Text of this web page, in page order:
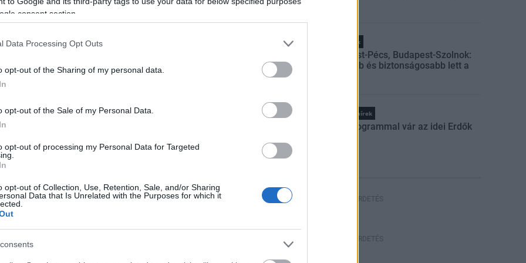
consent section.
Data Processing Opt Outs
opt-out of the Sharing of my personal data.
opt-out of the Sale of my Personal Data.
opt-out of processing my Personal Data for Targeted
opt-out of Collection, Use, Retention, Sale, and/or Sharing
Data that Is Unrelated with the Purposes for which it
vártunk:
A hőségben is védik a
növényzetet Pakson
Helyi hírek
Budapest-Pécs, Budapest-Szolnok:
gyorsabb és biztonságosabb lett a
Országos hírek
Száz programmal vár az idei Erdők
HIRDETÉS
HIRDETÉS